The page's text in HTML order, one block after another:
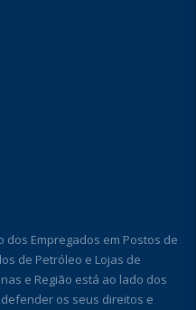
dos Empregados em Postos de
de Petróleo e Lojas de
e Região está ao lado dos
os seus direitos e